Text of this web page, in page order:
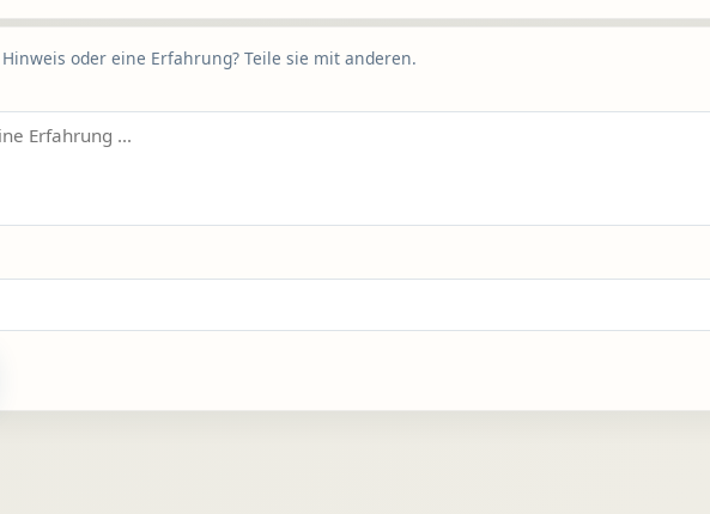
oder eine Erfahrung? Teile sie mit anderen.